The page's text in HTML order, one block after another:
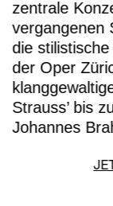
zentrale
vergangenen
die
der Oper
Strauss’ bis
Johannes